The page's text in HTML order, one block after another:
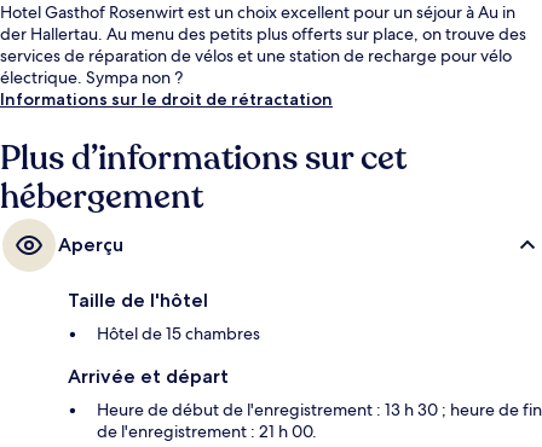
Hotel Gasthof Rosenwirt est un choix excellent pour un séjour à Au in
der Hallertau. Au menu des petits plus offerts sur place, on trouve des
services de réparation de vélos et une station de recharge pour vélo
électrique. Sympa non ?
Informations sur le droit de rétractation
Plus d’informations sur cet
hébergement
Aperçu
Taille de l'hôtel
Hôtel de 15 chambres
Arrivée et départ
Heure de début de l'enregistrement : 13 h 30 ; heure de fin
de l'enregistrement : 21 h 00.